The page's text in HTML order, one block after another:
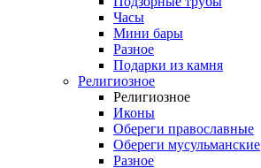
Часы
Мини бары
Разное
Подарки из камня
Религиозное
Религиозное
Иконы
Обереги православные
Обереги мусульманские
Разное